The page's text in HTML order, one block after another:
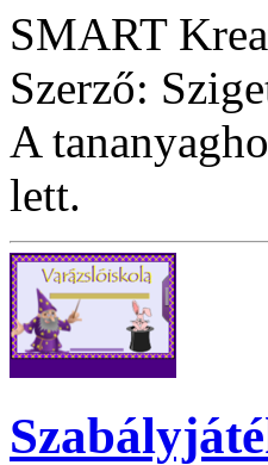
SMART
Szerző:
A
lett.